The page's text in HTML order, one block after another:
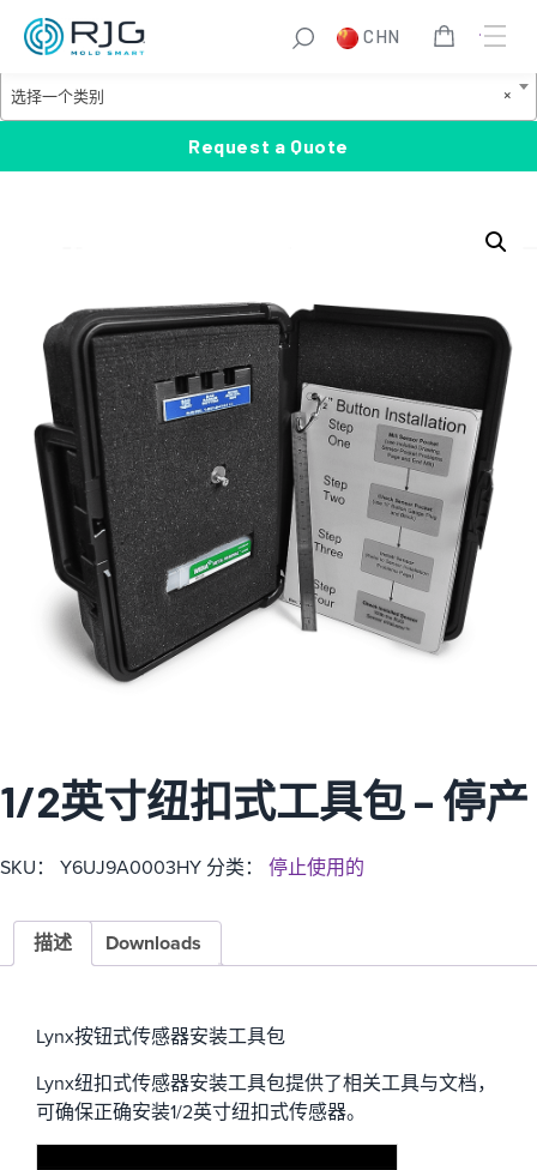
内
容
CHN
a
Product Categories
选
择
个
×
选择一个类别
Request a Quote
1/2英寸纽扣式工具包 – 停产
SKU： Y6UJ9A0003HY 分类： 停止使用的
描述 Downloads
Lynx按钮式传感器安装工具包
Lynx纽扣式传感器安装工具包提供了相关工具与文档，
可确保正确安装1/2英寸纽扣式传感器。